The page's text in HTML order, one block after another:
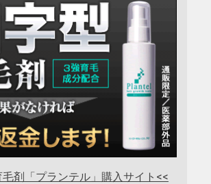
毛剤「プランテル」購入サイト<<